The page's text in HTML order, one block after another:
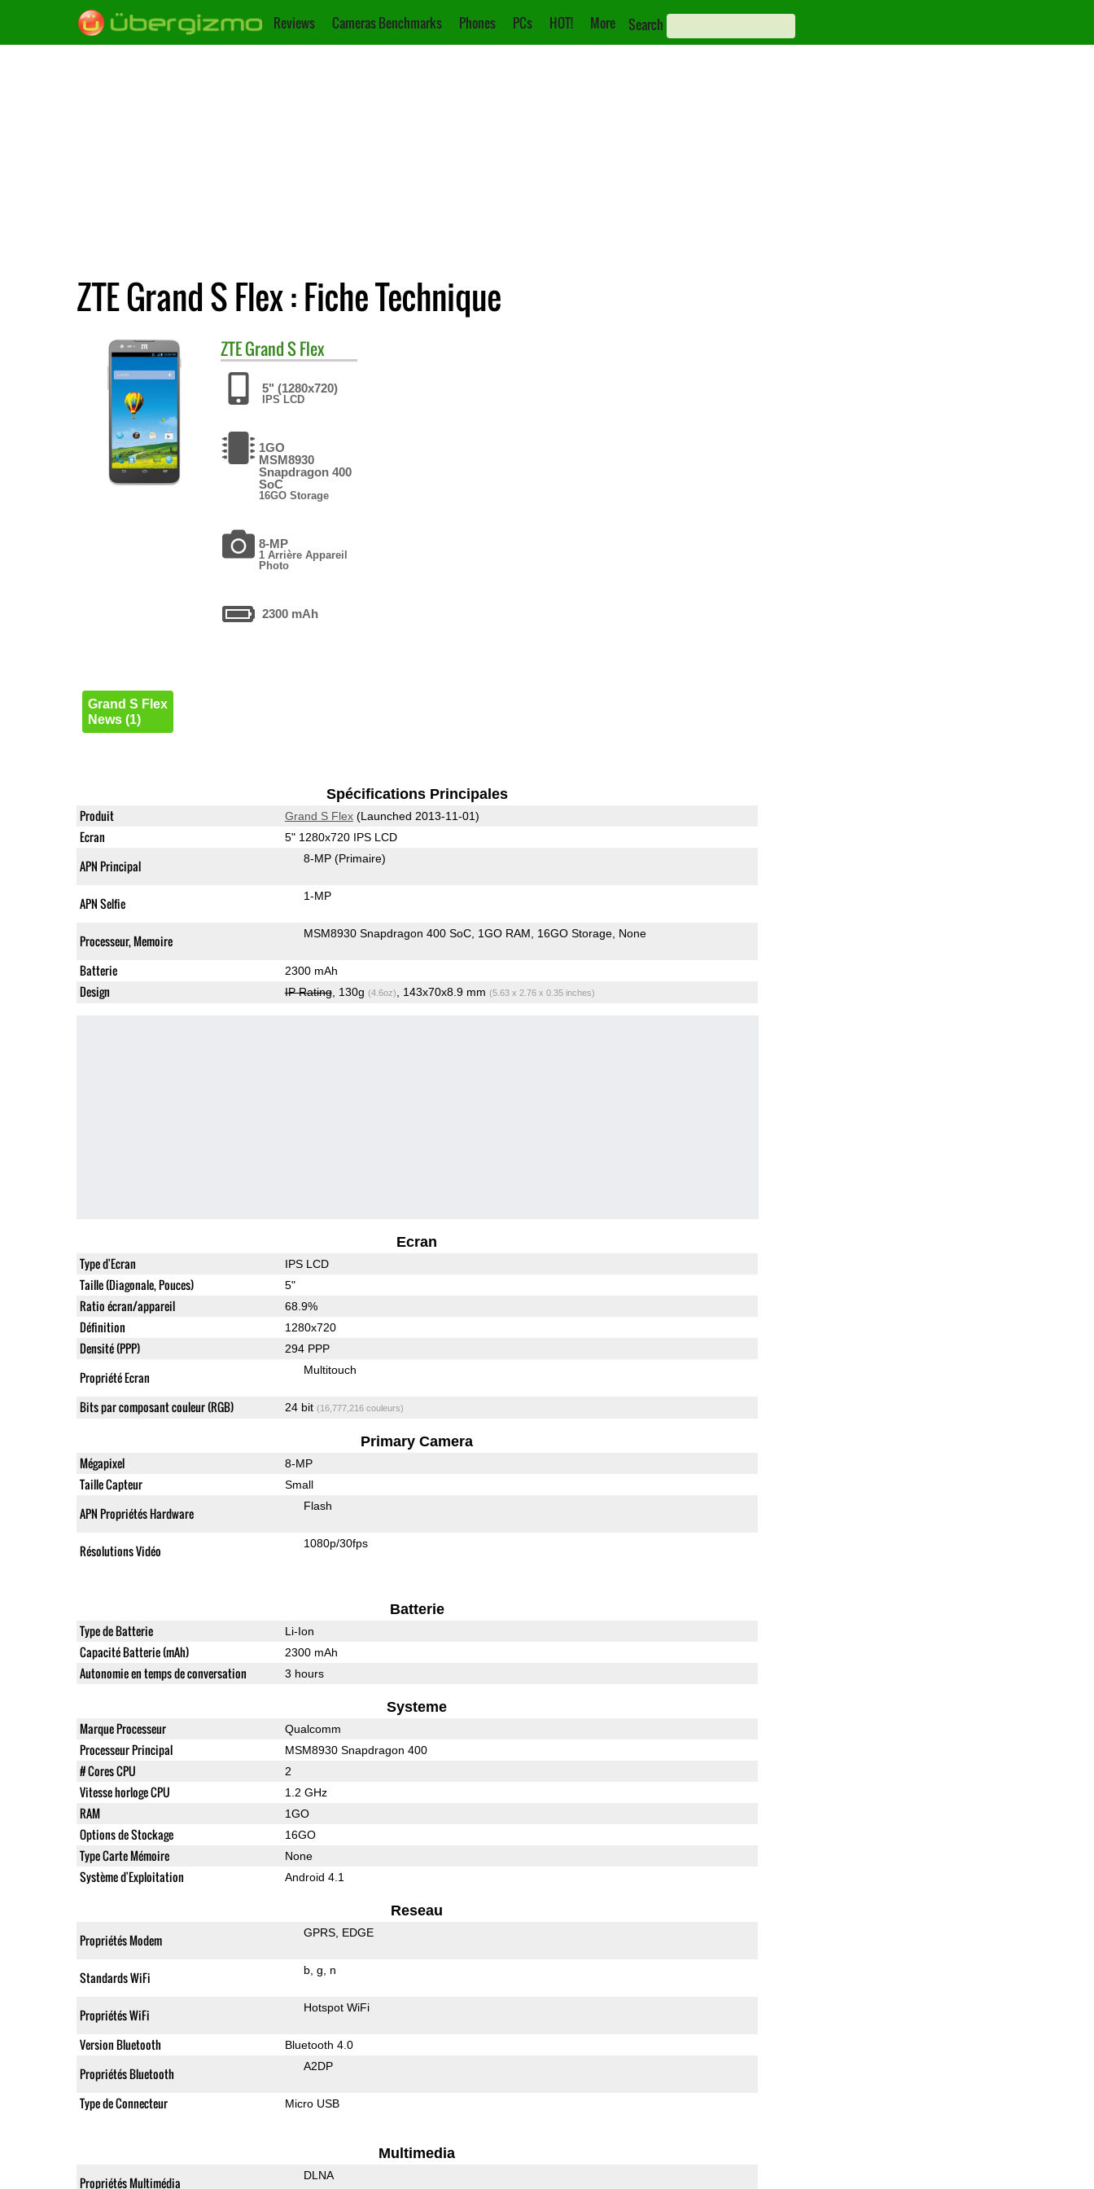
Reviews Cameras Benchmarks Phones PCs HOT! More Search
ZTE Grand S Flex : Fiche Technique
ZTEGrand S Flex
5" (1280x720)
IPS LCD
1GO
MSM8930
Snapdragon 400
SoC
16GO Storage
8-MP
1 Arrière Appareil
Photo
2300 mAh
Grand S Flex
News (1)
Spécifications Principales
Produit Grand S Flex(Launched 2013-11-01)
Ecran 5" 1280x720 IPS LCD
APN Principal 8-MP (Primaire)
APN Selfie 1-MP
Processeur, Memoire MSM8930 Snapdragon 400 SoC 1GO RAM 16GO Storage None
Batterie 2300 mAh
Design IP Rating, 130g (4.6oz) , 143x70x8.9 mm (5.63 x 2.76 x 0.35 inches)
Ecran
Type d'Ecran IPS LCD
Taille (Diagonale, Pouces) 5"
Ratio écran/appareil 68.9%
Définition 1280x720
Densité (PPP) 294 PPP
Propriété Ecran Multitouch
Bits par composant couleur (RGB) 24 bit (16,777,216 couleurs)
Primary Camera
Mégapixel 8-MP
Taille Capteur Small
APN Propriétés Hardware Flash
Résolutions Vidéo 1080p/30fps
Batterie
Type de Batterie Li-Ion
Capacité Batterie (mAh) 2300 mAh
Autonomie en temps de conversation 3 hours
Systeme
Marque Processeur Qualcomm
Processeur Principal MSM8930 Snapdragon 400
# Cores CPU 2
Vitesse horloge CPU 1.2 GHz
RAM 1GO
Options de Stockage 16GO
Type Carte Mémoire None
Système d'Exploitation Android 4.1
Reseau
Propriétés Modem GPRS EDGE
Standards WiFi b g n
Propriétés WiFi Hotspot WiFi
Version Bluetooth Bluetooth 4.0
Propriétés Bluetooth A2DP
Type de Connecteur Micro USB
Multimedia
Propriétés Multimédia DLNA